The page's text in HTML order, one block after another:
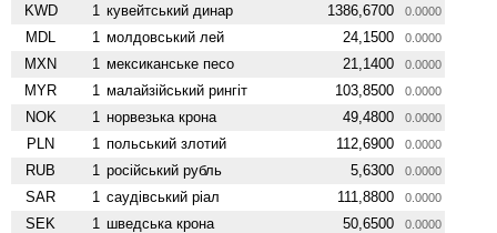
KWD 1 кувейтський динар 1386,6700 0.0000
MDL 1 молдовський лей 24,1500 0.0000
MXN 1 мексиканське песо 21,1400 0.0000
MYR 1 малайзійський рингіт 103,8500 0.0000
NOK 1 норвезька крона 49,4800 0.0000
PLN 1 польський злотий 112,6900 0.0000
RUB 1 російський рубль 5,6300 0.0000
SAR 1 саудівський ріал 111,8800 0.0000
SEK 1 шведська крона 50,6500 0.0000